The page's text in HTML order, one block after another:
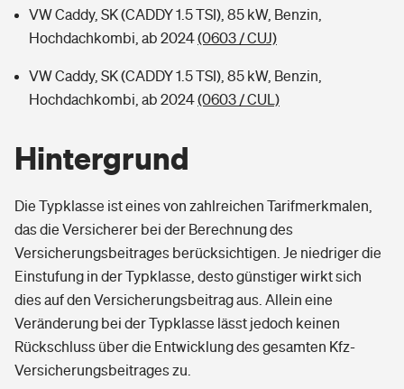
VW Caddy, SK (CADDY 1.5 TSI), 85 kW, Benzin,
Hochdachkombi, ab 2024(0603 / CUJ)
VW Caddy, SK (CADDY 1.5 TSI), 85 kW, Benzin,
Hochdachkombi, ab 2024(0603 / CUL)
Hintergrund
Die Typklasse ist eines von zahlreichen Tarifmerkmalen,
das die Versicherer bei der Berechnung des
Versicherungsbeitrages berücksichtigen. Je niedriger die
Einstufung in der Typklasse, desto günstiger wirkt sich
dies auf den Versicherungsbeitrag aus. Allein eine
Veränderung bei der Typklasse lässt jedoch keinen
Rückschluss über die Entwicklung des gesamten Kfz-
Versicherungsbeitrages zu.